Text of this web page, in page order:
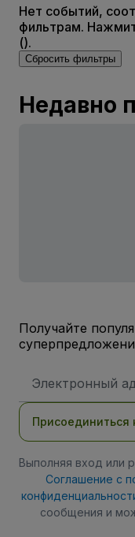
Нет событий,
фильтрам.
().
Сбросить фильтры
Недавно
Получайте
электронной
Присоединиться
Выполняя вход или
Соглашение с
сообщения и